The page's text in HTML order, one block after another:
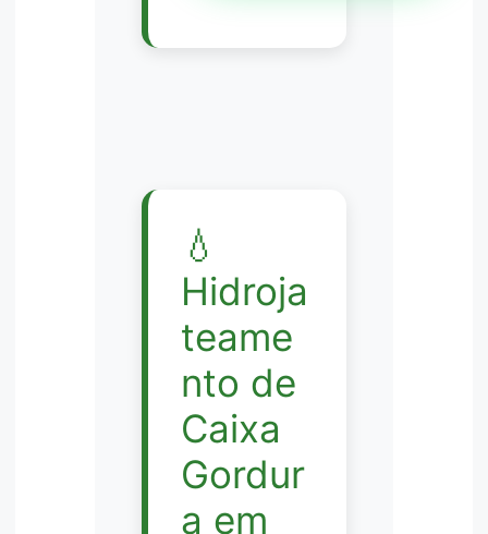
💧
Hidroja
teame
nto de
Caixa
Gordur
a em